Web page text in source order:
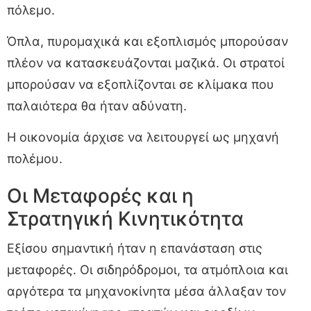
πόλεμο.
Όπλα, πυρομαχικά και εξοπλισμός μπορούσαν
πλέον να κατασκευάζονται μαζικά. Οι στρατοί
μπορούσαν να εξοπλίζονται σε κλίμακα που
παλαιότερα θα ήταν αδύνατη.
Η οικονομία άρχισε να λειτουργεί ως μηχανή
πολέμου.
Οι Μεταφορές και η
Στρατηγική Κινητικότητα
Εξίσου σημαντική ήταν η επανάσταση στις
μεταφορές. Οι σιδηρόδρομοι, τα ατμόπλοια και
αργότερα τα μηχανοκίνητα μέσα άλλαξαν τον